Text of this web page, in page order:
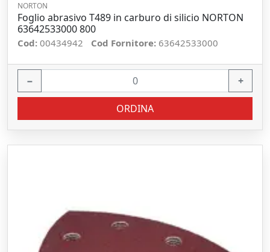
NORTON
Foglio abrasivo T489 in carburo di silicio NORTON
63642533000 800
Cod: 00434942 Cod Fornitore: 63642533000
− +
ORDINA